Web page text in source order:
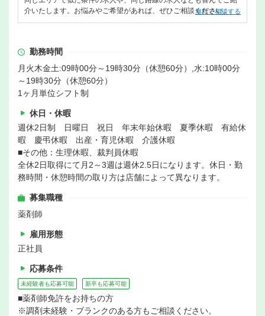
介いたします。お悩みやご希望があれば、ぜひご相談ください。
無料で相談する
勤務時間
月火木金土:09時00分～19時30分（休憩60分）,水:10時00分
～19時30分（休憩60分）
1ヶ月単位シフト制
休日・休暇
週休2日制 日曜日 祝日 年末年始休暇 夏季休暇 有給休
暇 慶弔休暇 出産・育児休暇 介護休暇
■その他：生理休暇、裁判員休暇
全休2日取得にて月2～3週は週休2.5日になります。休日・勤
務時間・休憩時間の取り方は店舗によって異なります。
募集職種
薬剤師
雇用形態
正社員
応募条件
未経験者も応募可能 新卒も応募可能
■薬剤師免許をお持ちの方
※調剤未経験・ブランクのある方もご相談ください。